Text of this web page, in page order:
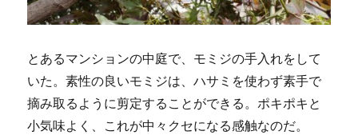
とあるマンションの中庭で、モミジの手入れをして
いた。素性の良いモミジは、ハサミを使わず素手で
摘み取るように剪定することができる。ポキポキと
小気味よく、これが中々クセになる感触なのだ。